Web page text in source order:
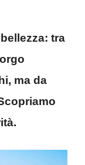
tra
ma da